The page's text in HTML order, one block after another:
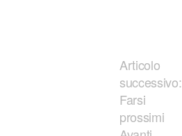
Articolo
successivo:
Farsi
prossimi